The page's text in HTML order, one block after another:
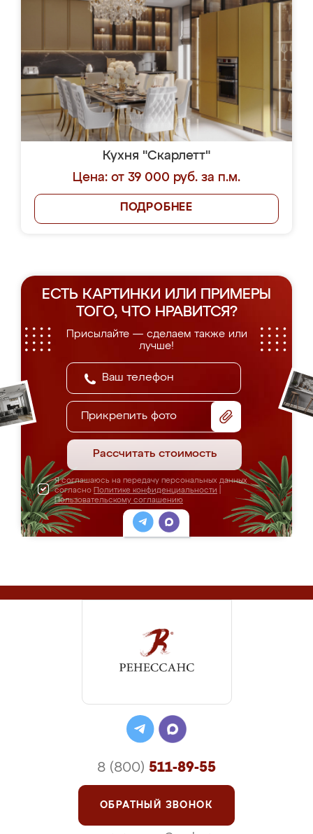
Кухня "Скарлетт"
Цена: от 39 000 руб. за п.м.
ПОДРОБНЕЕ
ЕСТЬ КАРТИНКИ ИЛИ ПРИМЕРЫ
ТОГО, ЧТО НРАВИТСЯ?
Присылайте — сделаем также или
лучше!
Прикрепить фото
Рассчитать стоимость
Я соглашаюсь на передачу персональных данных
согласно Политике конфиденциальности
Пользовательскому соглашению
8 (800) 511-89-55
ОБРАТНЫЙ ЗВОНОК